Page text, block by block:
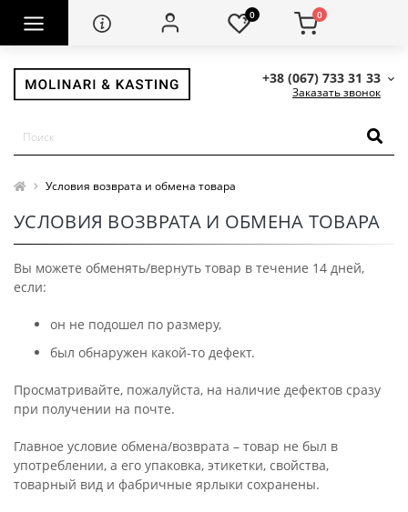
0 0
+38 (067) 733 31 33
Заказать звонок
Условия возврата и обмена товара
УСЛОВИЯ ВОЗВРАТА И ОБМЕНА ТОВАРА
Вы можете обменять/вернуть товар в течение 14 дней,
если:
он не подошел по размеру,
был обнаружен какой-то дефект.
Просматривайте, пожалуйста, на наличие дефектов сразу
при получении на почте.
Главное условие обмена/возврата – товар не был в
употреблении, а его упаковка, этикетки, свойства,
товарный вид и фабричные ярлыки сохранены.